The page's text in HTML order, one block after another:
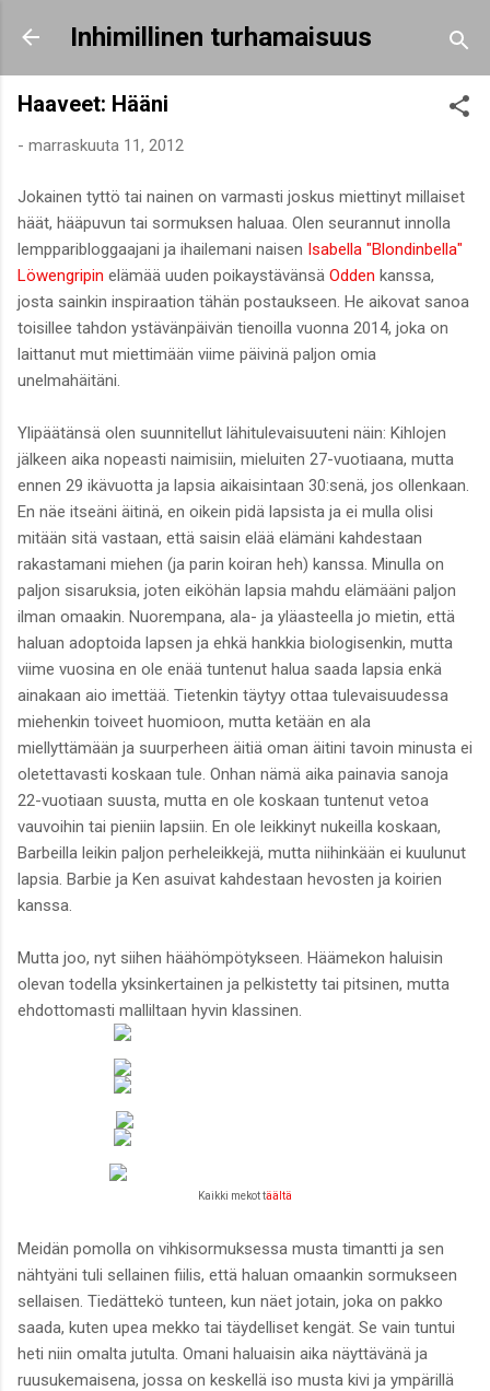
Siirry pääsisältöön
Inhimillinen turhamaisuus
Haaveet: Hääni
- marraskuuta 11, 2012
Jokainen tyttö tai nainen on varmasti joskus miettinyt millaiset
häät, hääpuvun tai sormuksen haluaa. Olen seurannut innolla
lempparibloggaajani ja ihailemani naisen Isabella "Blondinbella"
Löwengripin elämää uuden poikaystävänsä Odden kanssa,
josta sainkin inspiraation tähän postaukseen. He aikovat sanoa
toisillee tahdon ystävänpäivän tienoilla vuonna 2014, joka on
laittanut mut miettimään viime päivinä paljon omia
unelmahäitäni.
Ylipäätänsä olen suunnitellut lähitulevaisuuteni näin: Kihlojen
jälkeen aika nopeasti naimisiin, mieluiten 27-vuotiaana, mutta
ennen 29 ikävuotta ja lapsia aikaisintaan 30:senä, jos ollenkaan.
En näe itseäni äitinä, en oikein pidä lapsista ja ei mulla olisi
mitään sitä vastaan, että saisin elää elämäni kahdestaan
rakastamani miehen (ja parin koiran heh) kanssa. Minulla on
paljon sisaruksia, joten eiköhän lapsia mahdu elämääni paljon
ilman omaakin. Nuorempana, ala- ja yläasteella jo mietin, että
haluan adoptoida lapsen ja ehkä hankkia biologisenkin, mutta
viime vuosina en ole enää tuntenut halua saada lapsia enkä
ainakaan aio imettää. Tietenkin täytyy ottaa tulevaisuudessa
miehenkin toiveet huomioon, mutta ketään en ala
miellyttämään ja suurperheen äitiä oman äitini tavoin minusta ei
oletettavasti koskaan tule. Onhan nämä aika painavia sanoja
22-vuotiaan suusta, mutta en ole koskaan tuntenut vetoa
vauvoihin tai pieniin lapsiin. En ole leikkinyt nukeilla koskaan,
Barbeilla leikin paljon perheleikkejä, mutta niihinkään ei kuulunut
lapsia. Barbie ja Ken asuivat kahdestaan hevosten ja koirien
kanssa.
Mutta joo, nyt siihen häähömpötykseen. Häämekon haluisin
olevan todella yksinkertainen ja pelkistetty tai pitsinen, mutta
ehdottomasti malliltaan hyvin klassinen.
Kaikki mekot täältä
Meidän pomolla on vihkisormuksessa musta timantti ja sen
nähtyäni tuli sellainen fiilis, että haluan omaankin sormukseen
sellaisen. Tiedättekö tunteen, kun näet jotain, joka on pakko
saada, kuten upea mekko tai täydelliset kengät. Se vain tuntui
heti niin omalta jutulta. Omani haluaisin aika näyttävänä ja
ruusukemaisena, jossa on keskellä iso musta kivi ja ympärillä